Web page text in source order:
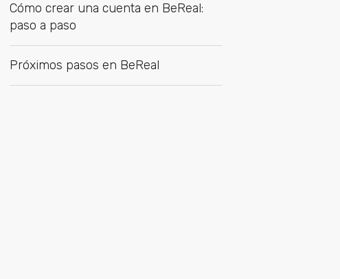
Cómo crear una cuenta en BeReal:
paso a paso
Próximos pasos en BeReal